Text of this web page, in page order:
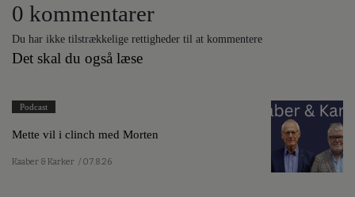
0 kommentarer
Du har ikke tilstrækkelige rettigheder til at kommentere
Det skal du også læse
Podcast
Mette vil i clinch med Morten
Kaaber & Karker / 07.8.26